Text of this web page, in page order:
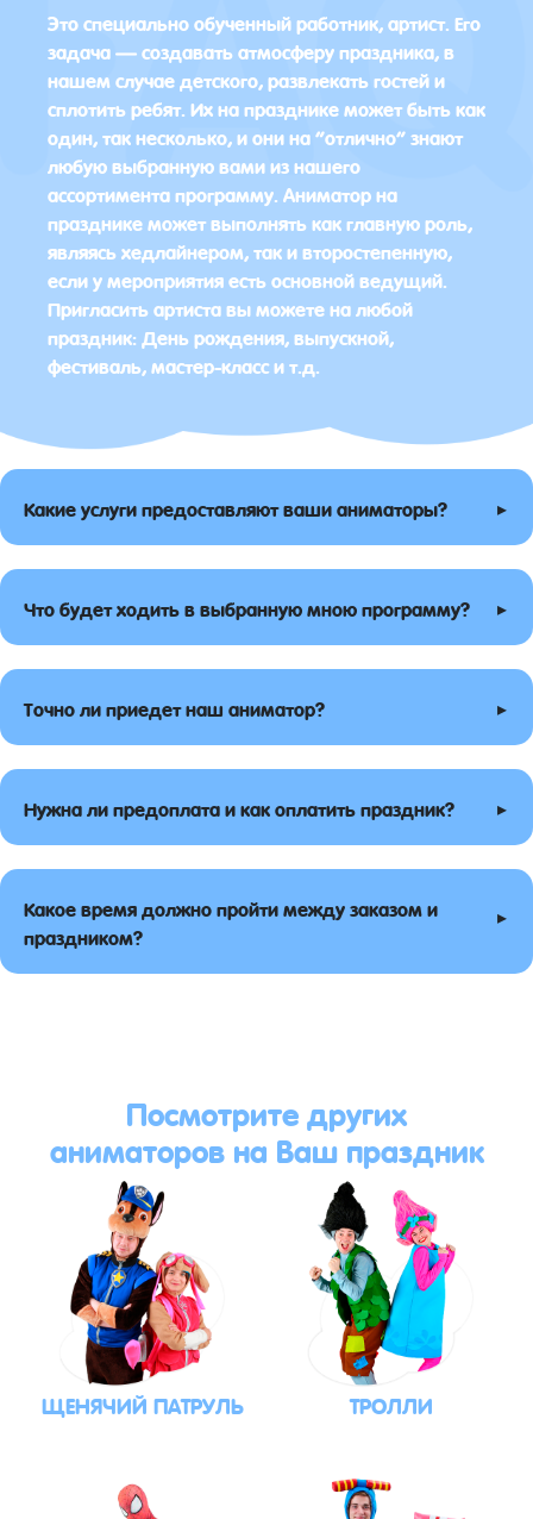
Это специально обученный работник, артист. Его
задача — создавать атмосферу праздника, в
нашем случае детского, развлекать гостей и
сплотить ребят. Их на празднике может быть как
один, так несколько, и они на “отлично” знают
любую выбранную вами из нашего
ассортимента программу. Аниматор на
празднике может выполнять как главную роль,
являясь хедлайнером, так и второстепенную,
если у мероприятия есть основной ведущий.
Пригласить артиста вы можете на любой
праздник: День рождения, выпускной,
фестиваль, мастер-класс и т.д.
Какие услуги предоставляют ваши аниматоры? ▸
Что будет ходить в выбранную мною программу? ▸
Точно ли приедет наш аниматор? ▸
Нужна ли предоплата и как оплатить праздник? ▸
Какое время должно пройти между заказом и
праздником?
▸
Посмотрите других
аниматоров на Ваш праздник
ЩЕНЯЧИЙ ПАТРУЛЬ ТРОЛЛИ